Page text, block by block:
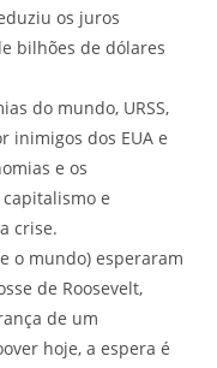
os juros
bilhões de dólares
do mundo, URSS,
inimigos dos EUA e
e os
e
crise.
o mundo) esperaram
de Roosevelt,
de um
hoje, a espera é